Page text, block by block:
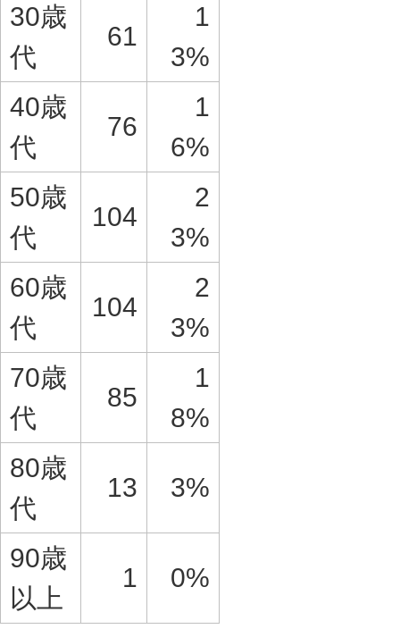
30歳
代
61
1
3%
40歳
代
76
1
6%
50歳
代
104
2
3%
60歳
代
104
2
3%
70歳
代
85
1
8%
80歳
代
13 3%
90歳
以上
1 0%